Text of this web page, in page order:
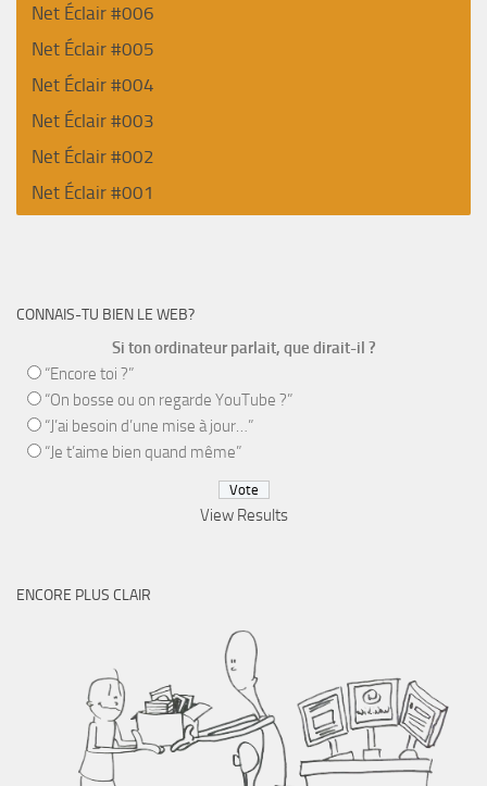
Net Éclair #006
Net Éclair #005
Net Éclair #004
Net Éclair #003
Net Éclair #002
Net Éclair #001
CONNAIS-TU BIEN LE WEB?
Si ton ordinateur parlait, que dirait-il ?
“Encore toi ?”
“On bosse ou on regarde YouTube ?”
“J’ai besoin d’une mise à jour…”
“Je t’aime bien quand même”
View Results
ENCORE PLUS CLAIR